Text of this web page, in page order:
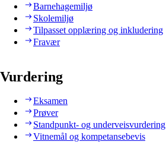
Barnehagemiljø
Skolemiljø
Tilpasset opplæring og inkludering
Fravær
Vurdering
Eksamen
Prøver
Standpunkt- og underveisvurdering
Vitnemål og kompetansebevis